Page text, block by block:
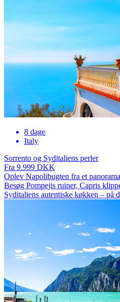
8 dage
Italy
Sorrento og Syditaliens perler
Fra 9.999 DKK
Oplev Napolibugten fra et
Besøg Pompejis ruiner, Capris
Syditaliens autentiske køkken – på